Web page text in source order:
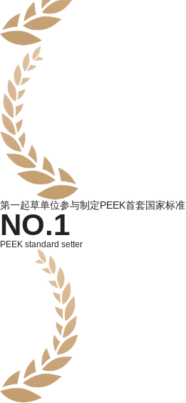
第一起草单位参与制定PEEK首套国家标准
NO.1
PEEK standard setter